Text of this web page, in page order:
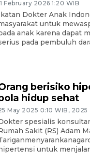
February 2026 1:20 WIB
Dokter Anak
untuk
anak karena dapat
pada pembuluh
berisiko
hidup sehat
May 2025 0:10 WIB, 2025
spesialis
Sakit (RS) Adam
untuk